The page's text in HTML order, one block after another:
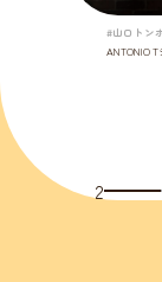
#山口トン
ANTONIO
2